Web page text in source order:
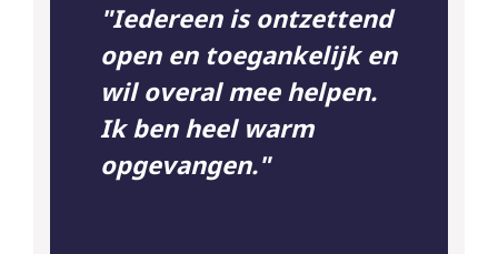
"Iedereen is ontzettend
open en toegankelijk en
wil overal mee helpen.
Ik ben heel warm
opgevangen."